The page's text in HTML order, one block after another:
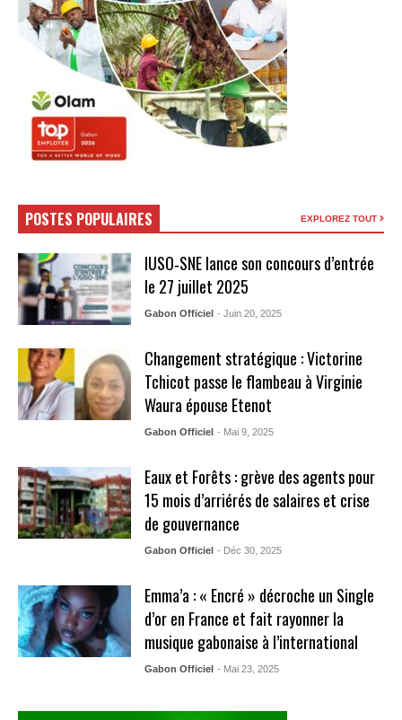
POSTES POPULAIRES EXPLOREZ TOUT
IUSO‑SNE lance son concours d’entrée
le 27 juillet 2025
Gabon Officiel - Juin 20, 2025
Changement stratégique : Victorine
Tchicot passe le flambeau à Virginie
Waura épouse Etenot
Gabon Officiel - Mai 9, 2025
Eaux et Forêts : grève des agents pour
15 mois d’arriérés de salaires et crise
de gouvernance
Gabon Officiel - Déc 30, 2025
Emma’a : « Encré » décroche un Single
d’or en France et fait rayonner la
musique gabonaise à l’international
Gabon Officiel - Mai 23, 2025